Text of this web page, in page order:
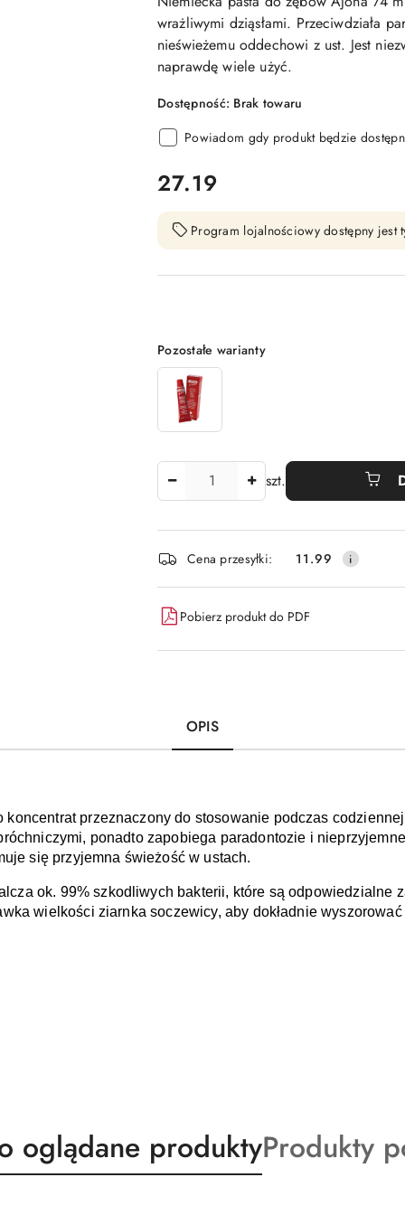
wrażliwymi dziąsłami. Przeciwdziała
nieświeżemu oddechowi z ust. Jest
naprawdę wiele użyć.
Dostępność: Brak towaru
Powiadom gdy produkt będzie
cena:
27.19
Program lojalnościowy dostępny jest
Wariant
Pozostałe warianty
szt.
Dostępność
i
dostawa
Cena przesyłki: 11.99
Pobierz produkt do PDF
OPIS
koncentrat przeznaczony do stosowanie podczas
ponadto zapobiega paradontozie i
się przyjemna świeżość w ustach.
ok. 99% szkodliwych bakterii, które są odpowiedzialne
wielkości ziarnka soczewicy, aby dokładnie
oglądane produktyProdukty
o
Produkty